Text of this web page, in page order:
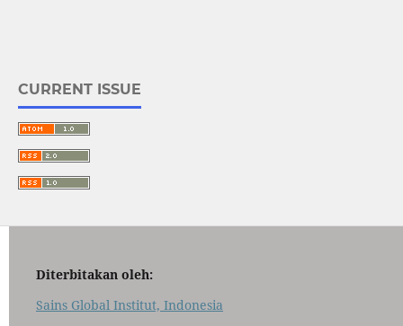
CURRENT ISSUE
Diterbitakan oleh:
Sains Global Institut, Indonesia